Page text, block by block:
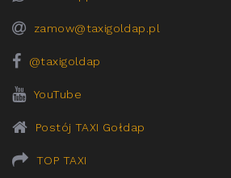
zamow@taxigoldap.pl
@taxigoldap
YouTube
Postój TAXI Gołdap
TOP TAXI